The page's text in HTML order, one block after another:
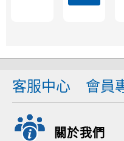
客服中心 會員
關於我們